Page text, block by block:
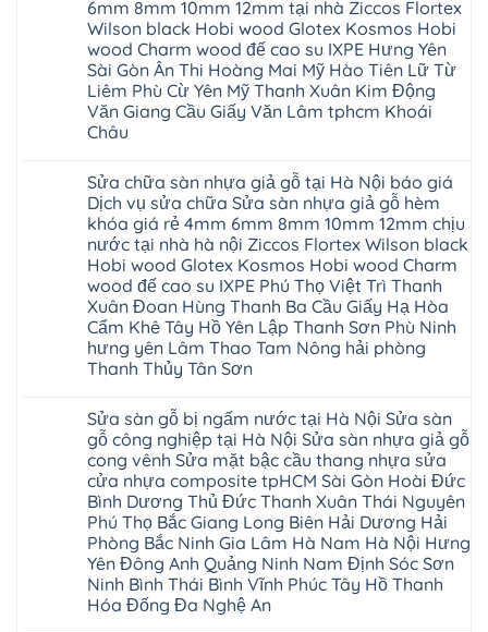
Hà
Ninh
Bình
Thái
Bình
Thanh
Hóa
Quỳnh
Phụ
Phú
Cai
Tuyên
Quang
nhựa
glotex
của
nước
nào
Hà
Nội
Thanh
Xuân
tpHCM
Gia
Lâm
Phú
Thọ
Hải
Phòng
Sóc
Sơn
Ninh
Bình
Hưng
Yên
composite
báo
giá
rẻ
Bắc
Ninh
Thanh
Xuân
Tây
Hồ
Thái
Bình
Hưng
Yên
Đông
Hạ
Long
nhà
vệ
sinh
tại
Hà
Nội
báo
giá
cửa
nhựa
vệ
sinh
giá
rẻ
tpHCM
Thanh
Xuân
Bắc
Ninh
Ninh
Bình
Đà
Nẵng
Quảng
Ninh
6mm 8mm 10mm 12mm tại nhà Ziccos Flortex
Wilson black Hobi wood Glotex Kosmos Hobi
wood Charm wood đế cao su IXPE Hưng Yên
Sài Gòn Ân Thi Hoàng Mai Mỹ Hào Tiên Lữ Từ
Liêm Phù Cừ Yên Mỹ Thanh Xuân Kim Động
Văn Giang Cầu Giấy Văn Lâm tphcm Khoái
Châu
bình
luận
ở
Thợ
sửa
sàn
nhựa
thợ
sửa
sàn
nhà
thợ
sửa
sàn
Hà
Nội
báo
giá
Dịch
vụ
sửa
chữa
Sửa
sàn
nhựa
giả
gỗ
hèm
khóa
Sửa chữa sàn nhựa giả gỗ tại Hà Nội báo giá
Dịch vụ sửa chữa Sửa sàn nhựa giả gỗ hèm
khóa giá rẻ 4mm 6mm 8mm 10mm 12mm chịu
nước tại nhà hà nội Ziccos Flortex Wilson black
Hobi wood Glotex Kosmos Hobi wood Charm
wood đế cao su IXPE Phú Thọ Việt Trì Thanh
Xuân Đoan Hùng Thanh Ba Cầu Giấy Hạ Hòa
Cẩm Khê Tây Hồ Yên Lập Thanh Sơn Phù Ninh
hưng yên Lâm Thao Tam Nông hải phòng
Thanh Thủy Tân Sơn
bình
luận
ở
Sửa
chữa
sàn
nhựa
giả
gỗ
tại
Hà
Nội
báo
giá
Sửa sàn gỗ bị ngấm nước tại Hà Nội Sửa sàn
gỗ công nghiệp tại Hà Nội Sửa sàn nhựa giả gỗ
cong vênh Sửa mặt bậc cầu thang nhựa sửa
cửa nhựa composite tpHCM Sài Gòn Hoài Đức
Bình Dương Thủ Đức Thanh Xuân Thái Nguyên
Phú Thọ Bắc Giang Long Biên Hải Dương Hải
Phòng Bắc Ninh Gia Lâm Hà Nam Hà Nội Hưng
Yên Đông Anh Quảng Ninh Nam Định Sóc Sơn
Ninh Bình Thái Bình Vĩnh Phúc Tây Hồ Thanh
Hóa Đống Đa Nghệ An